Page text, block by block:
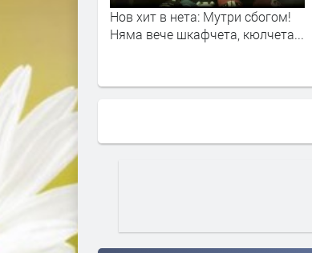
Нов хит в нета: Мутри сбогом!
Няма вече шкафчета, кюлчета...